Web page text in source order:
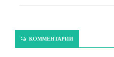
КОММЕНТАРИИ